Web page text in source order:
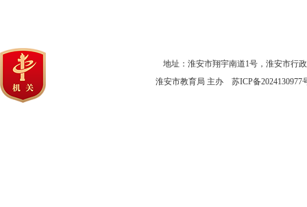
地址：淮安市翔宇南道1号，淮安市行
淮安市教育局 主办 苏ICP备2024130977